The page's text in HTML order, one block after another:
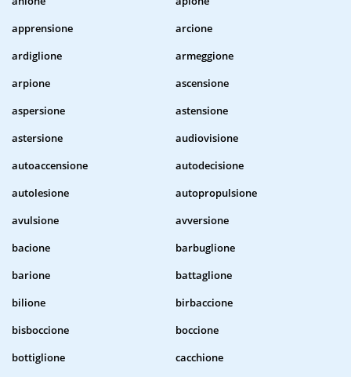
apprensione
arcione
ardiglione
armeggione
arpione
ascensione
aspersione
astensione
astersione
audiovisione
autoaccensione
autodecisione
autolesione
autopropulsione
avulsione
avversione
bacione
barbuglione
barione
battaglione
bilione
birbaccione
bisboccione
boccione
bottiglione
cacchione